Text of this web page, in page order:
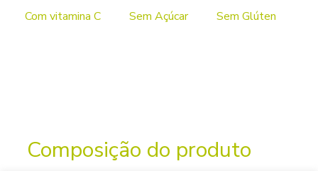
Com vitamina C Sem Açúcar Sem Glúten
Composição do produto